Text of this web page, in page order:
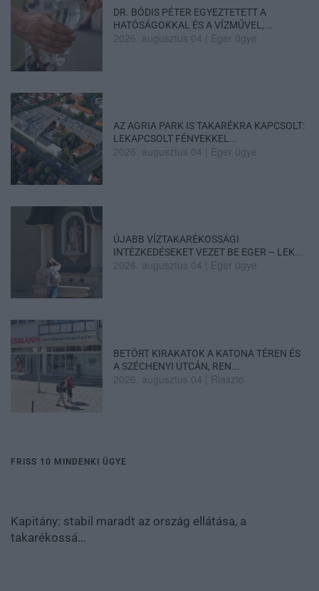
DR. BÓDIS PÉTER EGYEZTETETT A
HATÓSÁGOKKAL ÉS A VÍZMŰVEL,...
2026. augusztus 04 Eger ügye
AZ AGRIA PARK IS TAKARÉKRA KAPCSOLT:
LEKAPCSOLT FÉNYEKKEL...
2026. augusztus 04 Eger ügye
ÚJABB VÍZTAKARÉKOSSÁGI
INTÉZKEDÉSEKET VEZET BE EGER – LEK...
2026. augusztus 04 Eger ügye
BETÖRT KIRAKATOK A KATONA TÉREN ÉS
A SZÉCHENYI UTCÁN, REN...
2026. augusztus 04 Riasztó
FRISS 10 MINDENKI ÜGYE
Kapitány: stabil maradt az ország ellátása, a
takarékossá...